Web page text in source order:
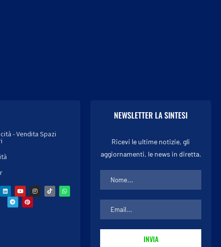
- Vendita Spazi
NEWSLETTER LA SINTESI
Ricevi le ultime notizie, gli
aggiornamenti, le news in diretta.